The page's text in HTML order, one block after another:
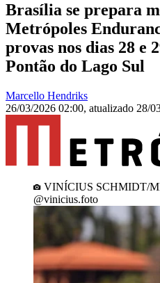
Brasília se prepara
Metrópoles
provas nos dias 28 e
Pontão do Lago Sul
Marcello Hendriks
26/03/2026 02:00, atualizado 28/
VINÍCIUS SCHMIDT/
@vinicius.foto